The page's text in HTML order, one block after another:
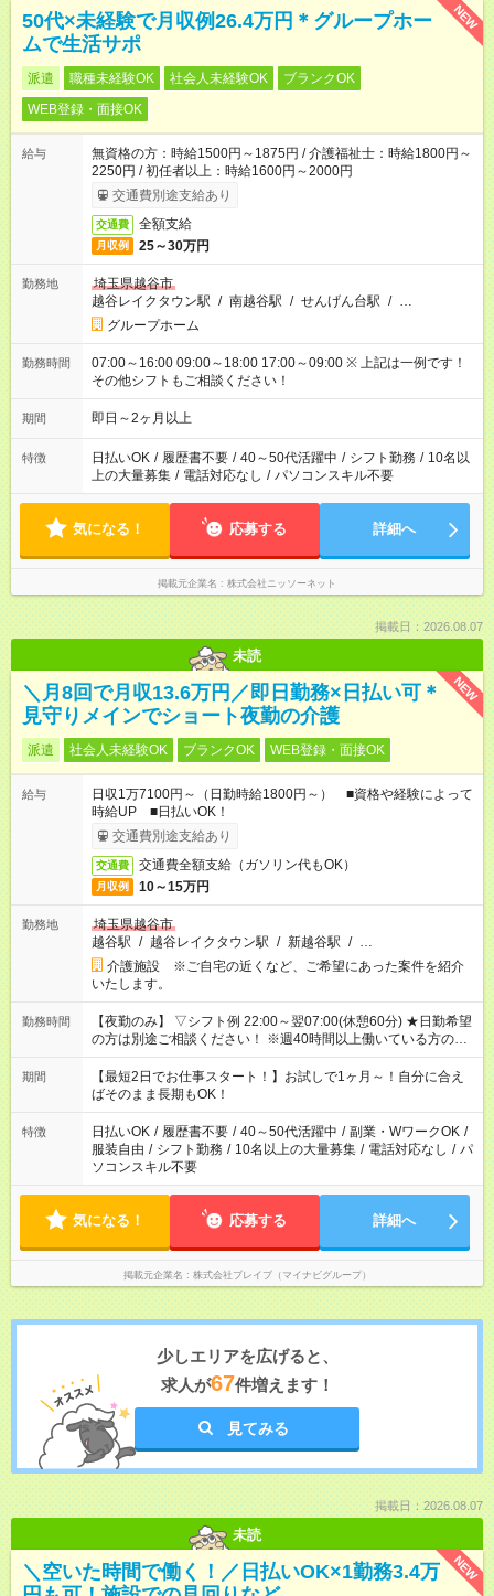
NEW
50代×未経験で月収例26.4万円＊グループホー
ムで生活サポ
派遣 職種未経験OK 社会人未経験OK
ブランクOK
WEB登録・面接OK
給与
無資格の方：時給1500円～1875円 / 介護福祉士：時給1800円～
2250円 / 初任者以上：時給1600円～2000円
交通費別途支給あり
交通費 全額支給
月収例 25～30万円
勤務地
埼玉県越谷市
越谷レイクタウン駅 / 南越谷駅 / せんげん台駅 / …
グループホーム
勤務時間
07:00～16:00 09:00～18:00 17:00～09:00 ※ 上記は一例です！
その他シフトもご相談ください！
期間 即日～2ヶ月以上
特徴 日払いOK / 履歴書不要 / 40～50代活躍中 / シフト勤務 / 10名以
上の大量募集 / 電話対応なし / パソコンスキル不要
気になる！ 応募する 詳細へ
掲載元企業名 株式会社ニッソーネット
掲載日：2026.08.07
未読
NEW
＼月8回で月収13.6万円／即日勤務×日払い可＊
見守りメインでショート夜勤の介護
派遣 社会人未経験OK ブランクOK WEB登録・面接OK
給与
日収1万7100円～（日勤時給1800円～） ■資格や経験によって
時給UP ■日払いOK！
交通費別途支給あり
交通費 交通費全額支給（ガソリン代もOK）
月収例 10～15万円
勤務地
埼玉県越谷市
越谷駅 / 越谷レイクタウン駅 / 新越谷駅 / …
介護施設 ※ご自宅の近くなど、ご希望にあった案件を紹介
いたします。
勤務時間
【夜勤のみ】 ▽シフト例 22:00～翌07:00(休憩60分) ★日勤希望
の方は別途ご相談ください！ ※週40時間以上働いている方のW
ワークはNG
期間
【最短2日でお仕事スタート！】お試しで1ヶ月～！自分に合え
ばそのまま長期もOK！
特徴 日払いOK / 履歴書不要 / 40～50代活躍中 / 副業・WワークOK /
服装自由 / シフト勤務 / 10名以上の大量募集 / 電話対応なし / パ
ソコンスキル不要
気になる！ 応募する 詳細へ
掲載元企業名 株式会社ブレイブ（マイナビグループ）
少しエリアを広げると、
求人が67件増えます！
見てみる
掲載日：2026.08.07
未読
NEW
＼空いた時間で働く！／日払いOK×1勤務3.4万